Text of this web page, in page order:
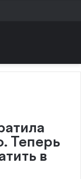
Теперь
в